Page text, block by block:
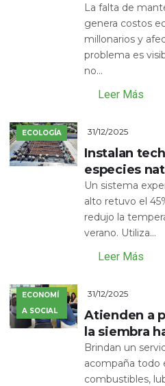
La falta de
genera costos
millonarios y
problema es
no...
Leer Más
ECOLOGÍA 31/12/2025
Instalan
especies
Un sistema
alto retuvo el
redujo la
verano. Utiliza...
Leer Más
ECONOMÍ
A SOCIAL
31/12/2025
Atienden a
la siembra
Brindan un
acompaña todo
combustibles,